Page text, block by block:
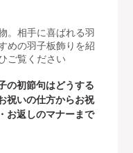
。相手に喜ばれる羽
めの羽子板飾りを紹
ご覧ください
の初節句はどうする
祝いの仕方からお祝
お返しのマナーまで